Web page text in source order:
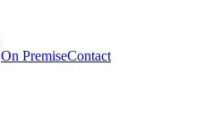
On PremiseContact